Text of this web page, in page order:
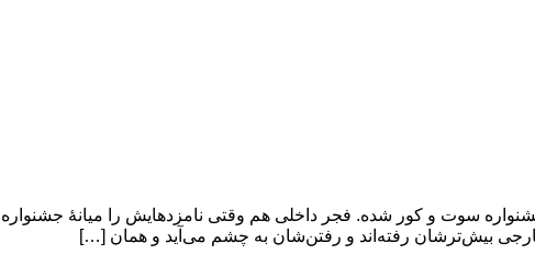
سوت و کور شده. فجر داخلی هم وقتی نامزدهایش را میانۀ
بیش‌ترشان رفته‌اند و رفتن‌شان به چشم می‌آید و همان […]